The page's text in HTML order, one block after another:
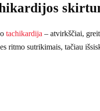
tachikardija – atvirkščiai,
ritmo sutrikimais, tačiau